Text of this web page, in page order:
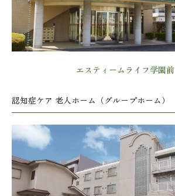
エスティームライフ学園前
認知症ケア 老人ホーム（グループホーム）